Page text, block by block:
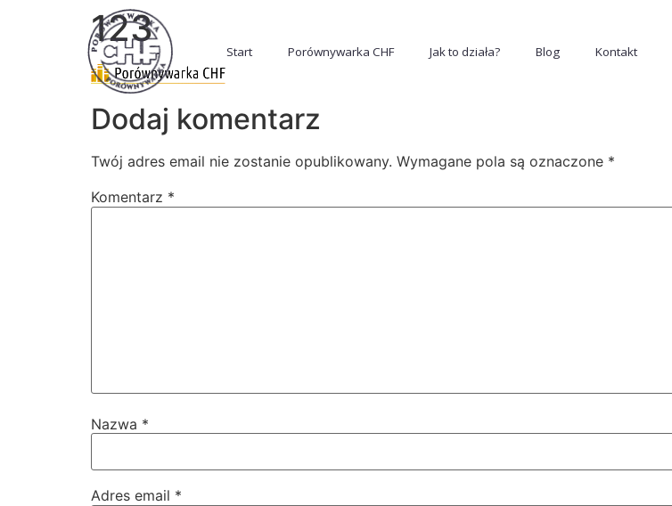
Start Porównywarka CHF Jak to działa? Blog Kontakt
123
Dodaj komentarz
Twój adres email nie zostanie opublikowany. Wymagane pola są oznaczone *
Komentarz *
Nazwa *
Adres email *